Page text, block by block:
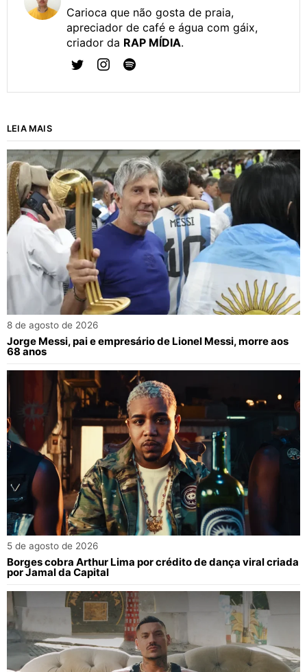
Carioca que não gosta de praia,
apreciador de café e água com gáix,
criador da RAP MÍDIA.
LEIA MAIS
8 de agosto de 2026
Jorge Messi, pai e empresário de Lionel Messi, morre aos
68 anos
5 de agosto de 2026
Borges cobra Arthur Lima por crédito de dança viral criada
por Jamal da Capital